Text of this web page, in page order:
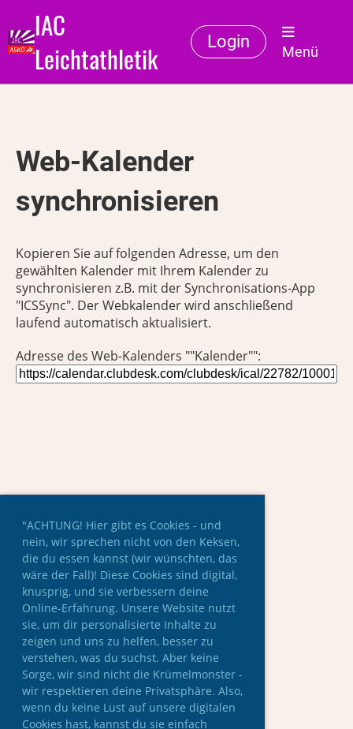
"ACHTUNG! Hier gibt es Cookies - und
nein, wir sprechen nicht von den Keksen,
die du essen kannst (wir wünschten, das
wäre der Fall)! Diese Cookies sind digital,
knusprig, und sie verbessern deine
Online-Erfahrung. Unsere Website nutzt
sie, um dir personalisierte Inhalte zu
zeigen und uns zu helfen, besser zu
verstehen, was du suchst. Aber keine
Sorge, wir sind nicht die Krümelmonster -
wir respektieren deine Privatsphäre. Also,
wenn du keine Lust auf unsere digitalen
Cookies hast, kannst du sie einfach
IAC
Leichtathletik
Login
Menü
Web-Kalender
synchronisieren
Kopieren Sie auf folgenden Adresse, um den
gewählten Kalender mit Ihrem Kalender zu
synchronisieren z.B. mit der Synchronisations-App
"ICSSync". Der Webkalender wird anschließend
laufend automatisch aktualisiert.
Adresse des Web-Kalenders ""Kalender"":